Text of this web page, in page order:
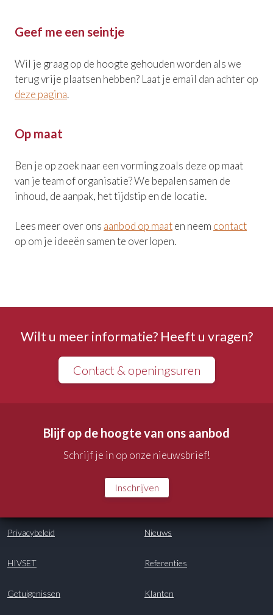
Geef me een seintje
Wil je graag op de hoogte gehouden worden als we
terug vrije plaatsen hebben? Laat je email dan achter op
deze pagina.
Op maat
Ben je op zoek naar een vorming zoals deze op maat
van je team of organisatie? We bepalen samen de
inhoud, de aanpak, het tijdstip en de locatie.
Lees meer over ons aanbod op maaten neem contact
op om je ideeën samen te overlopen.
Wilt u meer informatie? Heeft u vragen?
Contact & openingsuren
Blijf op de hoogte van ons aanbod
Schrijf je in op onze nieuwsbrief!
Inschrijven
Privacybeleid Nieuws
HIVSET Referenties
Getuigenissen Klanten